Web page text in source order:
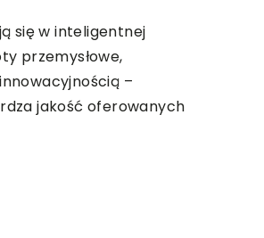
się w inteligentnej
przemysłowe,
–
jakość oferowanych